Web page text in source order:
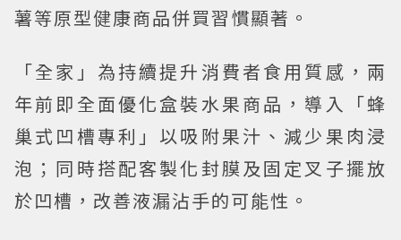
薯等原型健康商品併買習慣顯著。
「全家」為持續提升消費者食用質感，兩
年前即全面優化盒裝水果商品，導入「蜂
巢式凹槽專利」以吸附果汁、減少果肉浸
泡；同時搭配客製化封膜及固定叉子擺放
於凹槽，改善液漏沾手的可能性。